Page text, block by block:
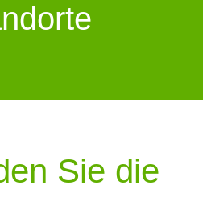
Sie die